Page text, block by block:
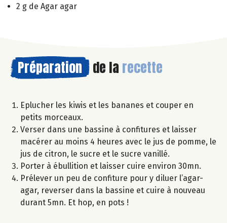
2 g de Agar agar
Préparation de la recette
Eplucher les kiwis et les bananes et couper en
petits morceaux.
Verser dans une bassine à confitures et laisser
macérer au moins 4 heures avec le jus de pomme, le
jus de citron, le sucre et le sucre vanillé.
Porter à ébullition et laisser cuire environ 30mn.
Prélever un peu de confiture pour y diluer l’agar-
agar, reverser dans la bassine et cuire à nouveau
durant 5mn. Et hop, en pots !